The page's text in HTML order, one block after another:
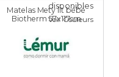
Matelas Mety lit bébé
Biotherm 57x117cm
Voir Couleurs